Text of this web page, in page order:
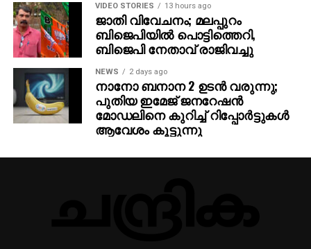
VIDEO STORIES 13 hours ago
ജാതി വിവേചനം; മലപ്പുറം
ബിജെപിയില്‍ പൊട്ടിത്തെറി,
ബിജെപി നേതാവ് രാജിവച്ചു
NEWS 2 days ago
നാനോ ബനാന 2 ഉടന്‍ വരുന്നു;
പുതിയ ഇമേജ് ജനറേഷന്‍
മോഡലിനെ കുറിച്ച് റിപ്പോര്‍ട്ടുകള്‍
ആവേശം കൂട്ടുന്നു